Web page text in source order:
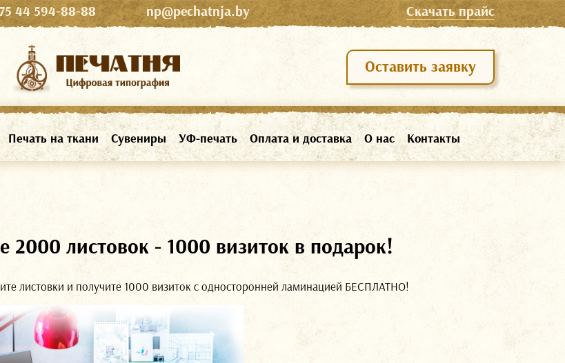
44 594-88-88 np@pechatnja.by Cкачать прайс
Оставить заявку
Печать на ткани Сувениры УФ-печать Оплата и доставка О нас Контакты
2000 листовок - 1000 визиток в подарок!
листовки и получите 1000 визиток с односторонней ламинацией БЕСПЛАТНО!